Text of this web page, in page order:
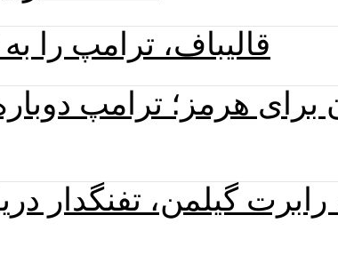
قالیباف، ترامپ را
برای هرمز؛ ترامپ
گیلمن، تفنگدار